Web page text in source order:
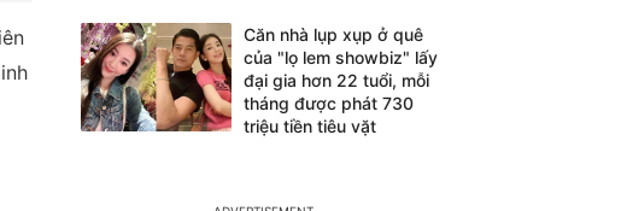
Căn nhà lụp xụp ở quê
của "lọ lem showbiz" lấy
đại gia hơn 22 tuổi, mỗi
tháng được phát 730
triệu tiền tiêu vặt